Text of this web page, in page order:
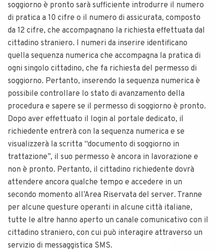
soggiorno è pronto sarà sufficiente introdurre il numero
di pratica a 10 cifre o il numero di assicurata, composto
da 12 cifre, che accompagnano la richiesta effettuata dal
cittadino straniero. I numeri da inserire identificano
quella sequenza numerica che accompagna la pratica di
ogni singolo cittadino, che fa richiesta del permesso di
soggiorno. Pertanto, inserendo la sequenza numerica è
possibile controllare lo stato di avanzamento della
procedura e sapere se il permesso di soggiorno è pronto.
Dopo aver effettuato il login al portale dedicato, il
richiedente entrerà con la sequenza numerica e se
visualizzerà la scritta “documento di soggiorno in
trattazione”, il suo permesso è ancora in lavorazione e
non è pronto. Pertanto, il cittadino richiedente dovrà
attendere ancora qualche tempo e accedere in un
secondo momento all’Area Riservata del server. Tranne
per alcune questure operanti in alcune città italiane,
tutte le altre hanno aperto un canale comunicativo con il
cittadino straniero, con cui può interagire attraverso un
servizio di messaggistica SMS.